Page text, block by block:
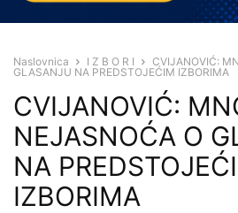
Naslovnica I Z B O R I
CVIJANOVIĆ:
GLASANJU NA PREDSTOJEĆIM IZBORIMA
CVIJANOVIĆ:
NEJASNOĆA O
NA
IZBORIMA